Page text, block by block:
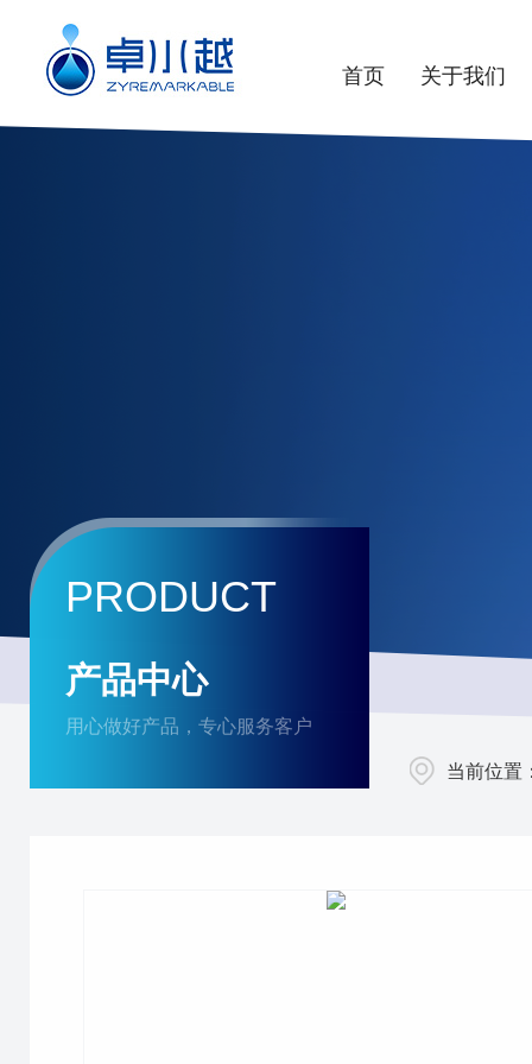
首页 关于我们
PRODUCT
产品中心
用心做好产品，专心服务客户
当前位置